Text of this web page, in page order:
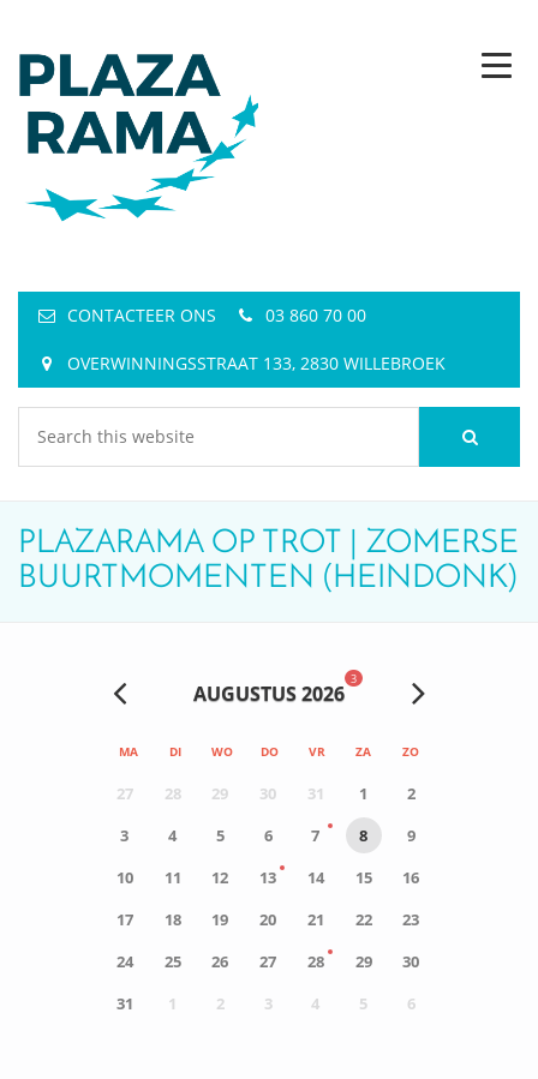
CONTACTEER ONS 03 860 70 00
OVERWINNINGSSTRAAT 133, 2830 WILLEBROEK
PLAZARAMA OP TROT | ZOMERSE
BUURTMOMENTEN (HEINDONK)
AUGUSTUS 2026
3
MA DI WO DO VR ZA ZO
27 28 29 30 31 1
2
3
4 5 6 7 8
9
10
11 12 13 14 15
16
17
18 19 20 21 22
23
24
25 26 27 28 29
30
31
1 2 3 4 5 6